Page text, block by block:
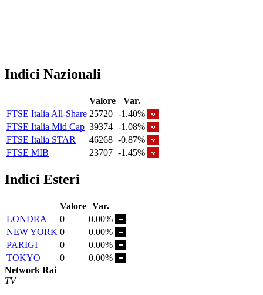
Indici Nazionali
Valore
Var.
FTSE Italia All-Share 25720 -1.40%
FTSE Italia Mid Cap 39374 -1.08%
FTSE Italia STAR
46268 -0.87%
FTSE MIB
23707 -1.45%
Indici Esteri
Valore Var.
LONDRA
0
0.00%
NEW YORK 0
0.00%
PARIGI
0
0.00%
TOKYO
0
0.00%
Network Rai
TV